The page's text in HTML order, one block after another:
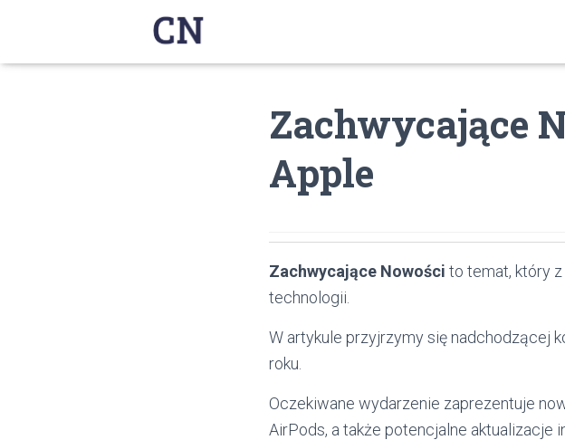
Zachwycające
Apple
Zachwycające Nowości to temat, który
technologii.
W artykule przyjrzymy się nadchodzącej
roku.
Oczekiwane wydarzenie zaprezentuje
AirPods, a także potencjalne aktualizacje